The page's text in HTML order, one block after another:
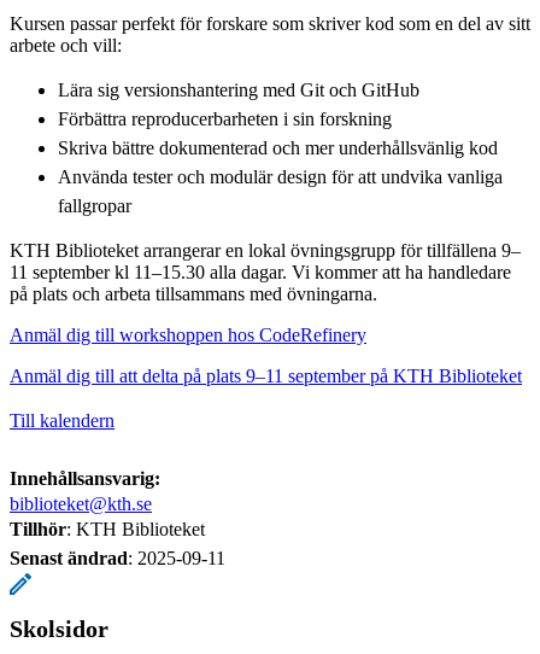
Kursen passar perfekt för forskare som skriver kod som en del av sitt
arbete och vill:
Lära sig versionshantering med Git och GitHub
Förbättra reproducerbarheten i sin forskning
Skriva bättre dokumenterad och mer underhållsvänlig kod
Använda tester och modulär design för att undvika vanliga
fallgropar
KTH Biblioteket arrangerar en lokal övningsgrupp för tillfällena 9–
11 september kl 11–15.30 alla dagar. Vi kommer att ha handledare
på plats och arbeta tillsammans med övningarna.
Anmäl dig till workshoppen hos CodeRefinery
Anmäl dig till att delta på plats 9–11 september på KTH Biblioteket
Till kalendern
Innehållsansvarig:
biblioteket@kth.se
Tillhör: KTH Biblioteket
Senast ändrad: 2025-09-11
Skolsidor